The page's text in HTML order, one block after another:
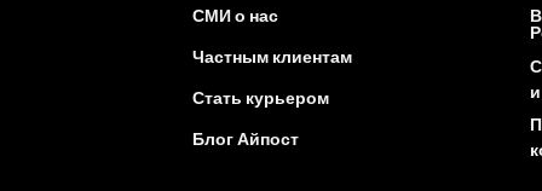
СМИ о нас
Частным клиентам
Стать курьером
Блог Айпост